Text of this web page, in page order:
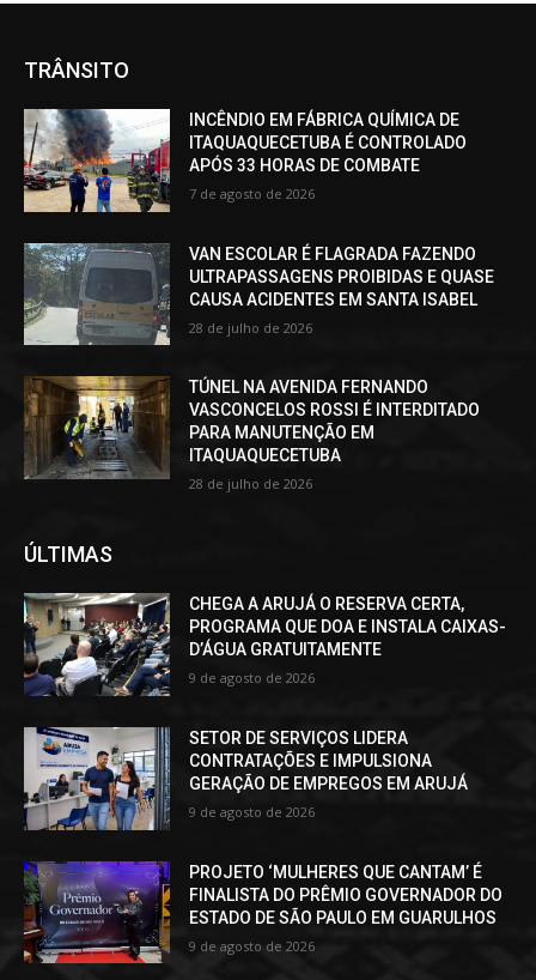
TRÂNSITO
INCÊNDIO EM FÁBRICA QUÍMICA DE
ITAQUAQUECETUBA É CONTROLADO
APÓS 33 HORAS DE COMBATE
7 de agosto de 2026
VAN ESCOLAR É FLAGRADA FAZENDO
ULTRAPASSAGENS PROIBIDAS E QUASE
CAUSA ACIDENTES EM SANTA ISABEL
28 de julho de 2026
TÚNEL NA AVENIDA FERNANDO
VASCONCELOS ROSSI É INTERDITADO
PARA MANUTENÇÃO EM
ITAQUAQUECETUBA
28 de julho de 2026
ÚLTIMAS
CHEGA A ARUJÁ O RESERVA CERTA,
PROGRAMA QUE DOA E INSTALA CAIXAS-
D’ÁGUA GRATUITAMENTE
9 de agosto de 2026
SETOR DE SERVIÇOS LIDERA
CONTRATAÇÕES E IMPULSIONA
GERAÇÃO DE EMPREGOS EM ARUJÁ
9 de agosto de 2026
PROJETO ‘MULHERES QUE CANTAM’ É
FINALISTA DO PRÊMIO GOVERNADOR DO
ESTADO DE SÃO PAULO EM GUARULHOS
9 de agosto de 2026